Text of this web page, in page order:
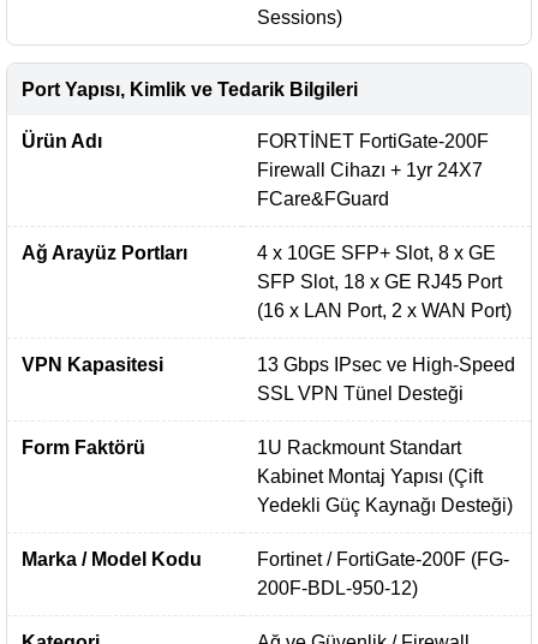
Sessions)
Port Yapısı, Kimlik ve Tedarik Bilgileri
Ürün Adı
FORTİNET FortiGate-200F
Firewall Cihazı + 1yr 24X7
FCare&FGuard
Ağ Arayüz Portları
4 x 10GE SFP+ Slot, 8 x GE
SFP Slot, 18 x GE RJ45 Port
(16 x LAN Port, 2 x WAN Port)
VPN Kapasitesi
13 Gbps IPsec ve High-Speed
SSL VPN Tünel Desteği
Form Faktörü
1U Rackmount Standart
Kabinet Montaj Yapısı (Çift
Yedekli Güç Kaynağı Desteği)
Marka / Model Kodu
Fortinet / FortiGate-200F (FG-
200F-BDL-950-12)